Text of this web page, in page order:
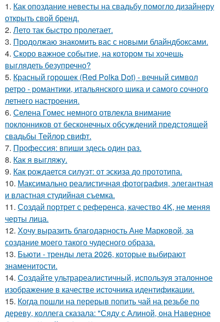
1. Как опоздание невесты на свадьбу помогло дизайнеру
открыть свой бренд.
2. Лето так быстро пролетает.
3. Продолжаю знакомить вас с новыми блайндбоксами.
4. Скоро важное событие, на котором ты хочешь
выглядеть безупречно?
5. Красный горошек (Red Polka Dot) - вечный символ
ретро - романтики, итальянского шика и самого сочного
летнего настроения.
6. Селена Гомес немного отвлекла внимание
поклонников от бесконечных обсуждений предстоящей
свадьбы Тейлор свифт.
7. Профессия: впиши здесь один раз.
8. Как я выгляжу.
9. Как рождается силуэт: от эскиза до прототипа.
10. Максимально реалистичная фотография, элегантная
и властная студийная съемка.
11. Создай портрет с референса, качество 4K, не меняя
черты лица.
12. Хочу выразить благодарность Ане Марковой, за
создание моего такого чудесного образа.
13. Бьюти - тренды лета 2026, которые выбирают
знаменитости.
14. Создайте ультрареалистичный, используя эталонное
изображение в качестве источника идентификации.
15. Когда пошли на перерыв попить чай на резьбе по
дереву, коллега сказала: "Сяду с Алиной, она Наверное